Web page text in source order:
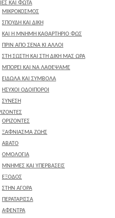
ΚΑΙ ΦΩΤΑ
ΜΙΚΡΟΚΟΣΜΟΣ
ΣΠΟΥΔΗ ΚΑΙ ΔΙΚΗ
ΚΑΙ Η ΜΝΗΜΗ ΚΑΘΑΡΤΗΡΙΟ ΦΩΣ
ΠΡΙΝ ΑΠΟ ΣΕΝΑ ΚΙ ΑΛΛΟΙ
ΣΤΗ ΣΩΣΤΗ ΚΑΙ ΣΤΗ ΔΙΚΗ ΜΑΣ ΩΡΑ
ΜΠΟΡΕΙ ΚΑΙ ΝΑ ΛΑΘΕΨΑΜΕ
ΕΙΔΩΛΑ ΚΑΙ ΣΥΜΒΟΛΑ
ΗΣΥΧΟΙ ΟΔΟΙΠΟΡΟΙ
ΣΥΝΕΣΗ
ΟΡΙΖΟΝΤΕΣ
ΞΑΦΝΙΑΣΜΑ ΖΩΗΣ
ΑΒΑΤΟ
ΟΜΟΛΟΓΙΑ
ΜΝΗΜΕΣ ΚΑΙ ΥΠΕΡΒΑΣΕΙΣ
ΕΞΟΔΟΣ
ΣΤΗΝ ΑΓΟΡΑ
ΠΕΡΑΤΑΡΙΣΣΑ
ΑΦΕΝΤΡΑ